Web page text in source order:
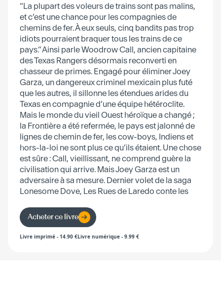
“La plupart des voleurs de trains sont pas malins,
et c’est une chance pour les compagnies de
chemins de fer. À eux seuls, cinq bandits pas trop
idiots pourraient braquer tous les trains de ce
pays.” Ainsi parle Woodrow Call, ancien capitaine
des Texas Rangers désormais reconverti en
chasseur de primes. Engagé pour éliminer Joey
Garza, un dangereux criminel mexicain plus futé
que les autres, il sillonne les étendues arides du
Texas en compagnie d’une équipe hétéroclite.
Mais le monde du vieil Ouest héroïque a changé ;
la Frontière a été refermée, le pays est jalonné de
lignes de chemin de fer, les cow-boys, Indiens et
hors-la-loi ne sont plus ce qu’ils étaient. Une chose
est sûre : Call, vieillissant, ne comprend guère la
civilisation qui arrive. Mais Joey Garza est un
adversaire à sa mesure. Dernier volet de la saga
Lonesome Dove, Les Rues de Laredo conte les
Acheter ce livre
Livre imprimé - 14.90 €Livre numérique - 9.99 €